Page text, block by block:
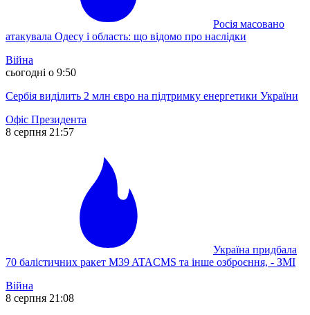
Росія масовано
атакувала Одесу і область: що відомо про наслідки
Війна
сьогодні о 9:50
Сербія виділить 2 млн євро на підтримку енергетики України
Офіс Президента
8 серпня 21:57
Україна придбала
70 балістичних ракет M39 ATACMS та інше озброєння, - ЗМІ
Війна
8 серпня 21:08